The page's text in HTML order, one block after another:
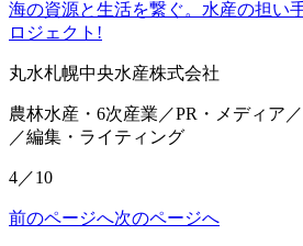
海の資源と生活を繋ぐ。水産の担い
ロジェクト!
丸水札幌中央水産株式会社
農林水産・6次産業／PR・メディア
／編集・ライティング
4／10
前のページへ次のページへ